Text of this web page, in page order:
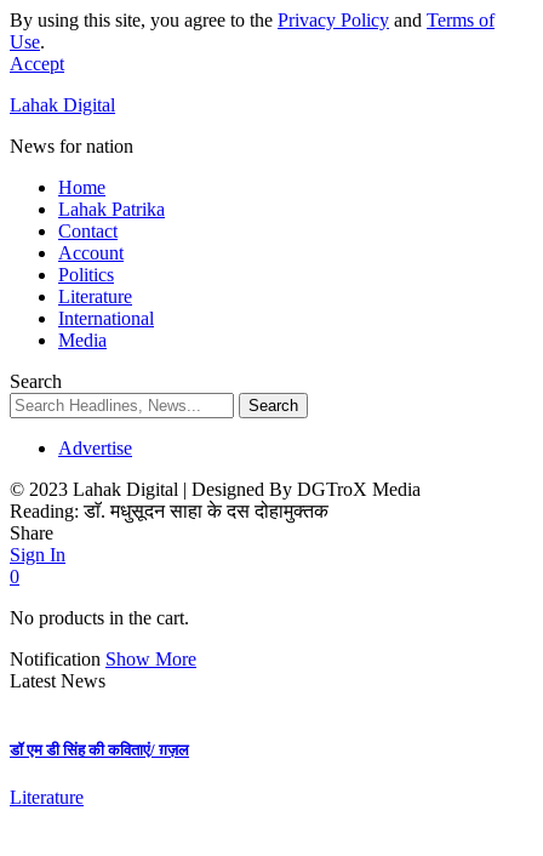
By using this site, you agree to the Privacy Policy and Terms of
Use.
Accept
Lahak Digital
News for nation
Home
Lahak Patrika
Contact
Account
Politics
Literature
International
Media
Search
Advertise
© 2023 Lahak Digital | Designed By DGTroX Media
Reading: डाॅ. मधुसूदन साहा के दस दोहामुक्तक
Share
Sign In
0
No products in the cart.
Notification Show More
Latest News
डॉ एम डी सिंह की कविताएं/ ग़ज़ल
Literature